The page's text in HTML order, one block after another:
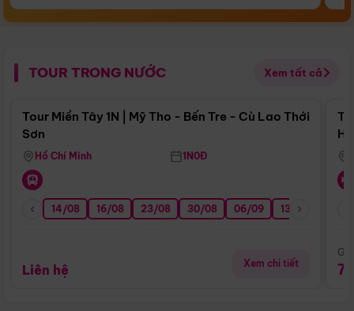
TOUR TRONG NƯỚC Xem tất cả
Điểm nổi bật
Tour Miền Tây 1N | Mỹ Tho - Bến Tre - Cù Lao Thới
Sơn
Hồ Chí Minh 1N0Đ
14/08 16/08 23/08 30/08 06/09 13/09
Liên hệ Xem chi tiết